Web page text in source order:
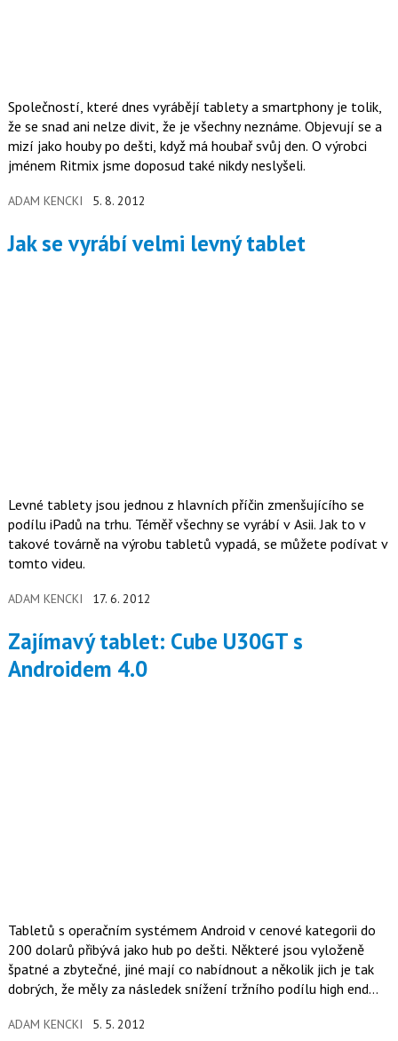
Společností, které dnes vyrábějí tablety a smartphony je tolik,
že se snad ani nelze divit, že je všechny neznáme. Objevují se a
mizí jako houby po dešti, když má houbař svůj den. O výrobci
jménem Ritmix jsme doposud také nikdy neslyšeli.
ADAM KENCKI 5. 8. 2012
Jak se vyrábí velmi levný tablet
Levné tablety jsou jednou z hlavních příčin zmenšujícího se
podílu iPadů na trhu. Téměř všechny se vyrábí v Asii. Jak to v
takové továrně na výrobu tabletů vypadá, se můžete podívat v
tomto videu.
ADAM KENCKI 17. 6. 2012
Zajímavý tablet: Cube U30GT s
Androidem 4.0
Tabletů s operačním systémem Android v cenové kategorii do
200 dolarů přibývá jako hub po dešti. Některé jsou vyloženě
špatné a zbytečné, jiné mají co nabídnout a několik jich je tak
dobrých, že měly za následek snížení tržního podílu high end
ADAM KENCKI 5. 5. 2012